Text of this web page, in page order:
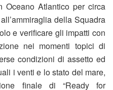
Oceano Atlantico per circa
della Squadra
e verificare gli impatti con
nei momenti topici di
condizioni di assetto ed
i venti e lo stato del mare,
finale di “Ready for